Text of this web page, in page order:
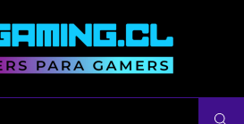
Buscar